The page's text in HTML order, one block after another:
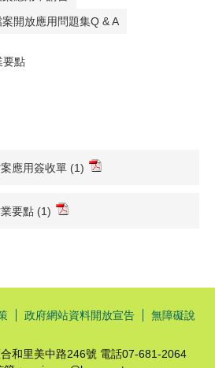
開放應用問題集Q & A
要點
應用簽收單 (1)
要點 (1)
政府網站資料開放宣告
無障礙說
和里美中路246號 電話07-681-2064